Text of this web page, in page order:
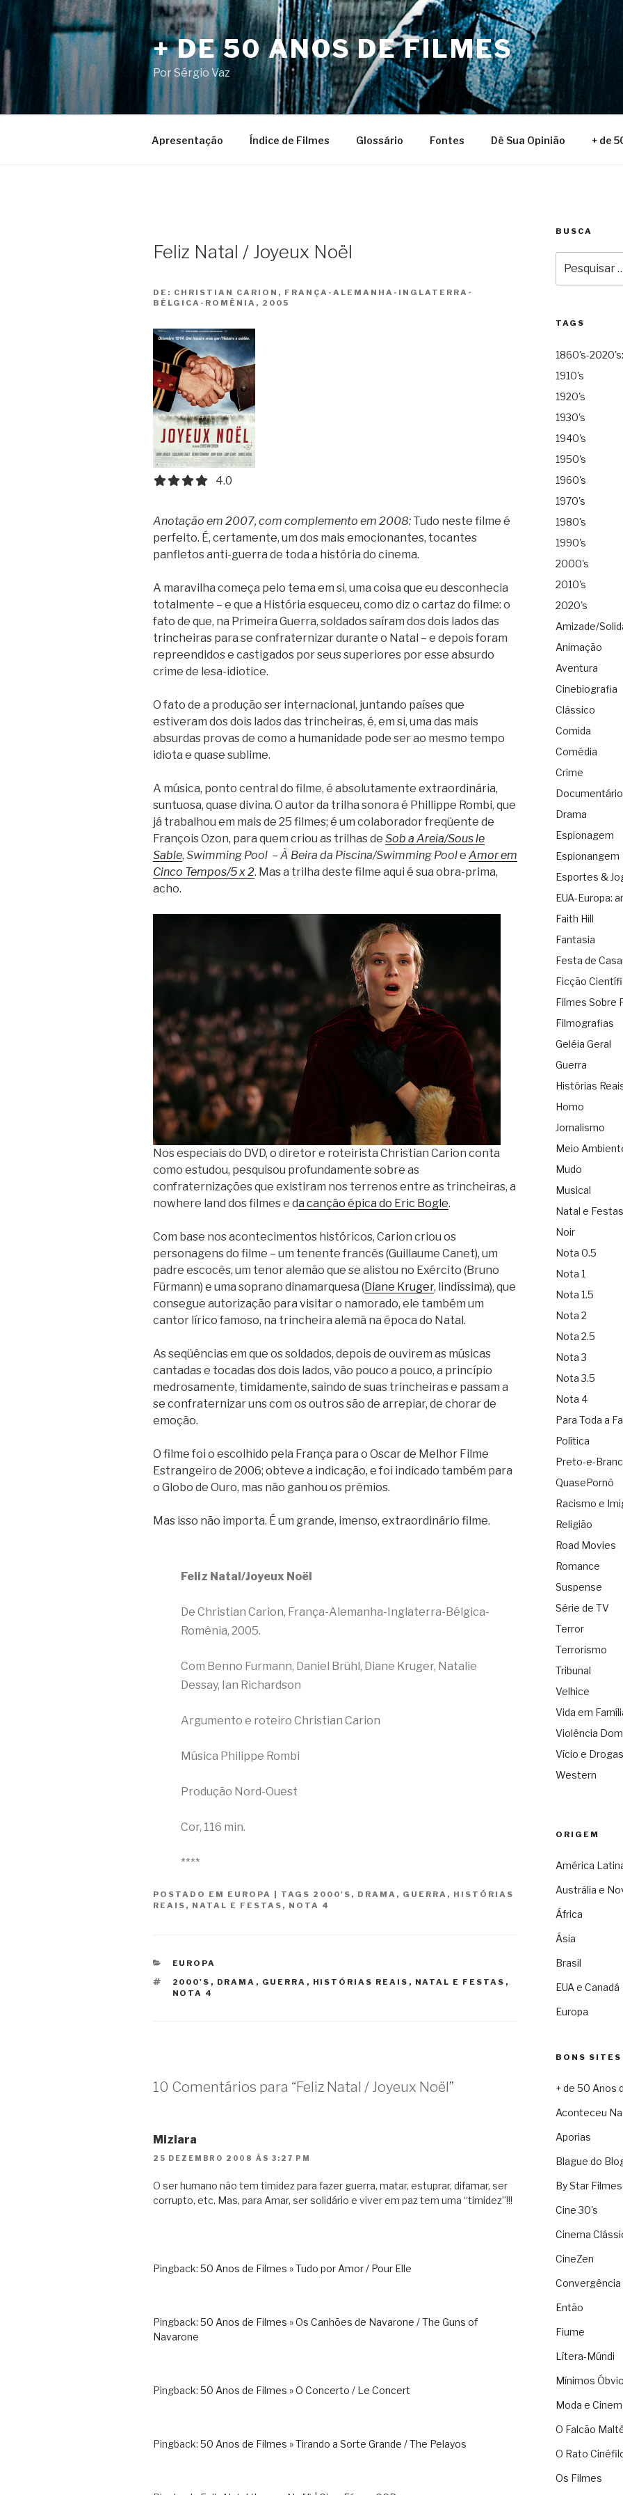
para
o
conteúdo
+ DE 50 ANOS DE FILMES
Por Sérgio Vaz
Apresentação Índice de Filmes Glossário Fontes Dê Sua Opinião + de
Feliz Natal / Joyeux Noël
DE: CHRISTIAN CARION, FRANÇA-ALEMANHA-INGLATERRA-
BÉLGICA-ROMÊNIA, 2005
4.0 out of 5.0 stars
4.0
Anotação em 2007, com complemento em 2008: Tudo neste filme é
perfeito. É, certamente, um dos mais emocionantes, tocantes
panfletos anti-guerra de toda a história do cinema.
A maravilha começa pelo tema em si, uma coisa que eu desconhecia
totalmente – e que a História esqueceu, como diz o cartaz do filme: o
fato de que, na Primeira Guerra, soldados saíram dos dois lados das
trincheiras para se confraternizar durante o Natal – e depois foram
repreendidos e castigados por seus superiores por esse absurdo
crime de lesa-idiotice.
O fato de a produção ser internacional, juntando países que
estiveram dos dois lados das trincheiras, é, em si, uma das mais
absurdas provas de como a humanidade pode ser ao mesmo tempo
idiota e quase sublime.
A música, ponto central do filme, é absolutamente extraordinária,
suntuosa, quase divina. O autor da trilha sonora é Phillippe Rombi, que
já trabalhou em mais de 25 filmes; é um colaborador freqüente de
François Ozon, para quem criou as trilhas de Sob a Areia/Sous le
Sable, Swimming Pool – À Beira da Piscina/Swimming Poole Amor em
Cinco Tempos/5 x 2. Mas a trilha deste filme aqui é sua obra-prima,
acho.
Nos especiais do DVD, o diretor e roteirista Christian Carion conta
como estudou, pesquisou profundamente sobre as
confraternizações que existiram nos terrenos entre as trincheiras, a
nowhere land dos filmes e da canção épica do Eric Bogle.
Com base nos acontecimentos históricos, Carion criou os
personagens do filme – um tenente francês (Guillaume Canet), um
padre escocês, um tenor alemão que se alistou no Exército (Bruno
Fürmann) e uma soprano dinamarquesa (Diane Kruger, lindíssima), que
consegue autorização para visitar o namorado, ele também um
cantor lírico famoso, na trincheira alemã na época do Natal.
As seqüências em que os soldados, depois de ouvirem as músicas
cantadas e tocadas dos dois lados, vão pouco a pouco, a princípio
medrosamente, timidamente, saindo de suas trincheiras e passam a
se confraternizar uns com os outros são de arrepiar, de chorar de
emoção.
O filme foi o escolhido pela França para o Oscar de Melhor Filme
Estrangeiro de 2006; obteve a indicação, e foi indicado também para
o Globo de Ouro, mas não ganhou os prêmios.
Mas isso não importa. É um grande, imenso, extraordinário filme.
Feliz Natal/Joyeux Noël
De Christian Carion, França-Alemanha-Inglaterra-Bélgica-
Romênia, 2005.
Com Benno Furmann, Daniel Brühl, Diane Kruger, Natalie
Dessay, Ian Richardson
Argumento e roteiro Christian Carion
Música Philippe Rombi
Produção Nord-Ouest
Cor, 116 min.
****
POSTADO EM EUROPA | TAGS 2000'S , DRAMA , GUERRA , HISTÓRIAS
REAIS , NATAL E FESTAS , NOTA 4
CATEGORIAS
EUROPA
TAGS
2000'S , DRAMA , GUERRA , HISTÓRIAS REAIS , NATAL E FESTAS ,
NOTA 4
10 Comentários para “Feliz Natal / Joyeux Noël”
Miziara
25 DEZEMBRO 2008 ÀS 3:27 PM
O ser humano não tem timidez para fazer guerra, matar, estuprar, difamar, ser
corrupto, etc. Mas, para Amar, ser solidário e viver em paz tem uma “timidez”!!!
Pingback: 50 Anos de Filmes » Tudo por Amor / Pour Elle
Pingback: 50 Anos de Filmes » Os Canhões de Navarone / The Guns of
Navarone
Pingback: 50 Anos de Filmes » O Concerto / Le Concert
Pingback: 50 Anos de Filmes » Tirando a Sorte Grande / The Pelayos
BUSCA
por:
TAGS
1860's-
1910's
1920's
1930's
1940's
1950's
1960's
1970's
1980's
1990's
2000's
2010's
2020's
Amizade/
Animação
Aventura
Cinebiografia
Clássico
Comida
Comédia
Crime
Documentário
Drama
Espionagem
Espionangem
Esportes &
EUA-Europa:
Faith Hill
Fantasia
Festa de
Ficção
Filmes Sobre
Filmografias
Geléia Geral
Guerra
Histórias
Homo
Jornalismo
Meio
Mudo
Musical
Natal e Festas
Noir
Nota 0.5
Nota 1
Nota 1.5
Nota 2
Nota 2.5
Nota 3
Nota 3.5
Nota 4
Para Toda a
Política
Preto-e-
QuasePornô
Racismo e
Religião
Road Movies
Romance
Suspense
Série de TV
Terror
Terrorismo
Tribunal
Velhice
Vida em
Violência
Vício e Drogas
Western
ORIGEM
América
Austrália e
África
Ásia
Brasil
EUA e Canadá
Europa
BONS SITES
+ de 50 Anos
Aconteceu
Aporias
Blague do
By Star Filmes
Cine 30's
Cinema
CineZen
Convergência
Então
Fiume
Lítera-Múndi
Mínimos
Moda e
O Falcão
O Rato
Os Filmes